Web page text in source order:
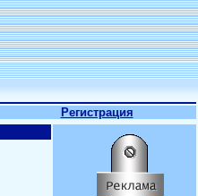
Регистрация